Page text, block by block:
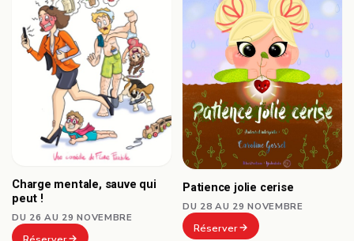
Charge mentale, sauve qui
peut !
DU 26 AU 29 NOVEMBRE
Patience jolie cerise
DU 28 AU 29 NOVEMBRE
Réserver